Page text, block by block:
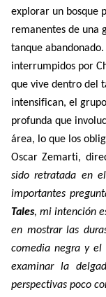
explorar un bosque
remanentes de una
tanque
interrumpidos por
que vive dentro del
intensifican, el
profunda que
área, lo que los
Oscar Zemarti,
sido retratada en
importantes
Tales, mi intención
en mostrar las
comedia negra y el
examinar la
perspectivas poco